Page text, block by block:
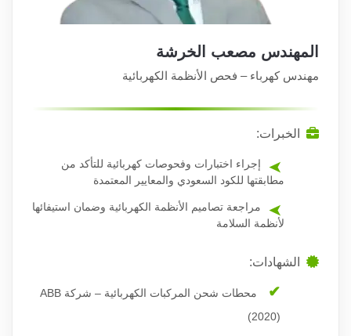
المهندس مصعب الخرشة
مهندس كهرباء – فحص الأنظمة الكهربائية
الخبرات:
إجراء اختبارات وفحوصات كهربائية للتأكد من
مطابقتها للكود السعودي والمعايير المعتمدة
مراجعة تصاميم الأنظمة الكهربائية وضمان استيفائها
لأنظمة السلامة
الشهادات:
محطات شحن المركبات الكهربائية – شركة ABB
(2020)